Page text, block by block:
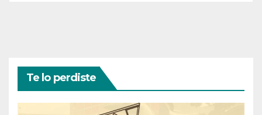
Te lo perdiste